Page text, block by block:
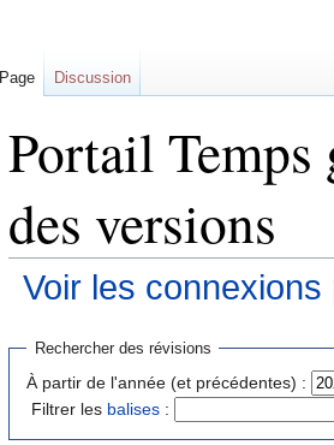
Portail
des versions
Voir les
Rechercher des révisions
À partir de l'année (et précédentes) :
Filtrer les balises :
Page Discussion